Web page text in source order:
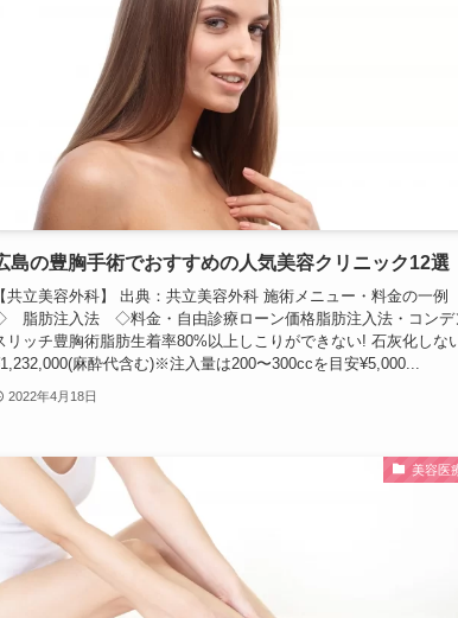
島の豊胸手術でおすすめの人気美容クリニック12選
【共立美容外科】 出典：共立美容外科 施術メニュー・料金の一例
脂肪注入法 ◇料金・自由診療ローン価格脂肪注入法・コンデ
リッチ豊胸術脂肪生着率80%以上しこりができない! 石灰化しな
麻酔代含む)※注入量は200〜300ccを目安¥5,000...
2022年4月18日
美容医